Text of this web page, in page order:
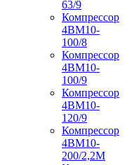
63/9
Компрессор
4ВМ10-
100/8
Компрессор
4ВМ10-
100/9
Компрессор
4ВМ10-
120/9
Компрессор
4ВМ10-
200/2,2М